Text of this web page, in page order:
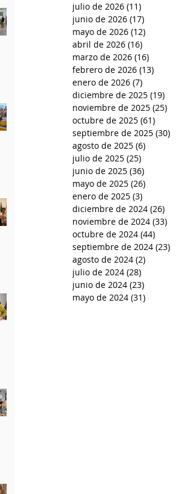
julio de 2026 (11)
junio de 2026 (17)
mayo de 2026 (12)
abril de 2026 (16)
marzo de 2026 (16)
febrero de 2026 (13)
enero de 2026 (7)
diciembre de 2025 (19)
noviembre de 2025 (25)
octubre de 2025 (61)
septiembre de 2025 (30)
agosto de 2025 (6)
julio de 2025 (25)
junio de 2025 (36)
mayo de 2025 (26)
enero de 2025 (3)
diciembre de 2024 (26)
noviembre de 2024 (33)
octubre de 2024 (44)
septiembre de 2024 (23)
agosto de 2024 (2)
julio de 2024 (28)
junio de 2024 (23)
mayo de 2024 (31)